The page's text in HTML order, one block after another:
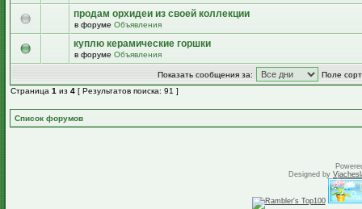
продам орхидеи из своей коллекции
в форуме Объявления
куплю керамические горшки
в форуме Объявления
Показать сообщения за:
Поле
Страница 1 из 4 [ Результатов поиска: 91 ]
Список форумов
Designed by